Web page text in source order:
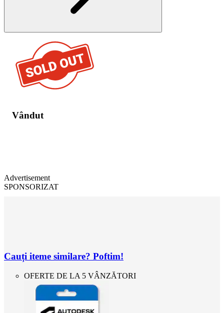
Vândut
Advertisement
SPONSORIZAT
Cauți iteme similare? Poftim!
OFERTE DE LA 5 VÂNZĂTORI